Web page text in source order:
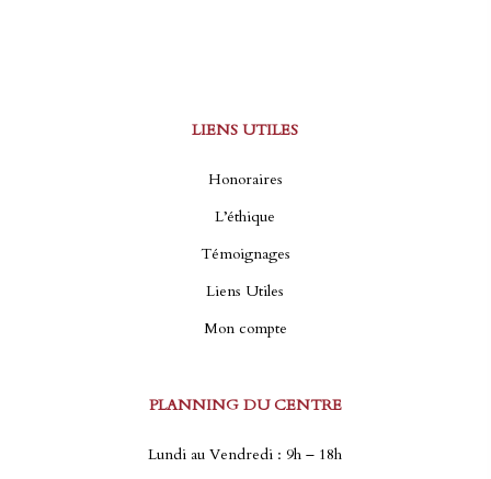
LIENS UTILES
Honoraires
L’éthique
Témoignages
Liens Utiles
Mon compte
PLANNING DU CENTRE
Lundi au Vendredi : 9h – 18h